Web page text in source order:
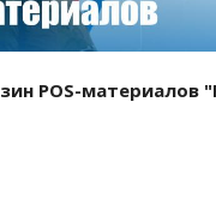
POS-материалов